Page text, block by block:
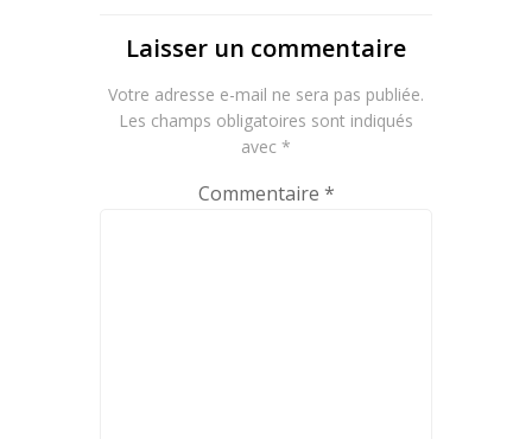
Laisser un commentaire
Votre adresse e-mail ne sera pas publiée.
Les champs obligatoires sont indiqués
avec *
Commentaire *